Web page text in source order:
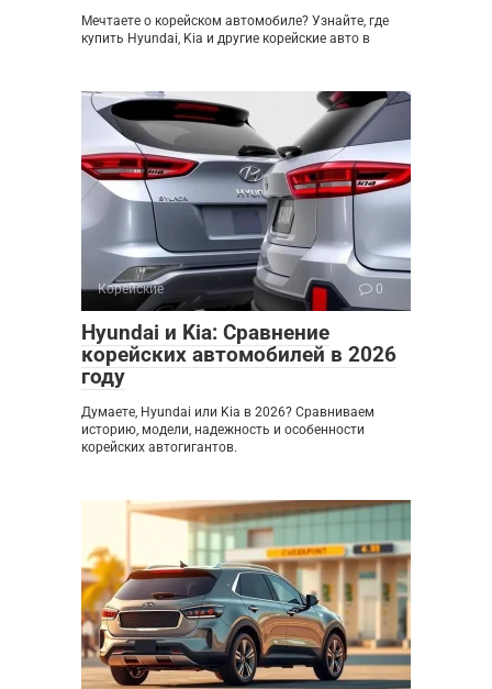
Мечтаете о корейском автомобиле? Узнайте, где
купить Hyundai, Kia и другие корейские авто в
Корейские 0
Hyundai и Kia: Сравнение
корейских автомобилей в 2026
году
Думаете, Hyundai или Kia в 2026? Сравниваем
историю, модели, надежность и особенности
корейских автогигантов.